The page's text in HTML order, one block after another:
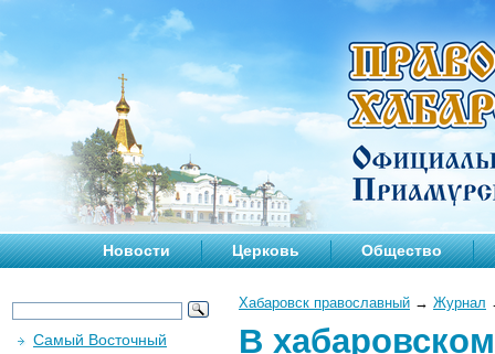
Новости Церковь Общество
Хабаровск православный → Журнал
В
Самый Восточный